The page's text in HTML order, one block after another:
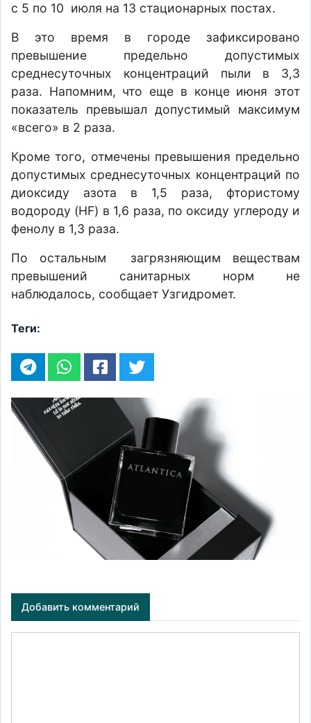
с 5 по 10 июля на 13 стационарных постах.
В это время в городе зафиксировано
превышение предельно допустимых
среднесуточных концентраций пыли в 3,3
раза. Напомним, что еще в конце июня этот
показатель превышал допустимый максимум
«всего» в 2 раза.
Кроме того, отмечены превышения предельно
допустимых среднесуточных концентраций по
диоксиду азота в 1,5 раза, фтористому
водороду (HF) в 1,6 раза, по оксиду углероду и
фенолу в 1,3 раза.
По остальным загрязняющим веществам
превышений санитарных норм не
наблюдалось, сообщает Узгидромет.
Теги:
Добавить комментарий